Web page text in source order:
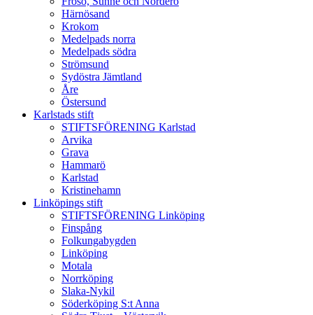
Härnösand
Krokom
Medelpads norra
Medelpads södra
Strömsund
Sydöstra Jämtland
Åre
Östersund
Karlstads stift
STIFTSFÖRENING Karlstad
Arvika
Grava
Hammarö
Karlstad
Kristinehamn
Linköpings stift
STIFTSFÖRENING Linköping
Finspång
Folkungabygden
Linköping
Motala
Norrköping
Slaka-Nykil
Söderköping S:t Anna